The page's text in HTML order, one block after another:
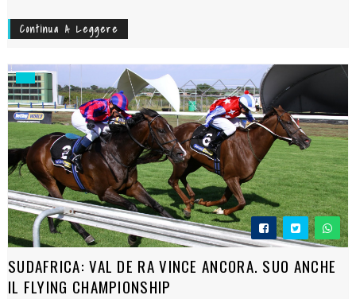
Continua A Leggere
SUDAFRICA: VAL DE RA VINCE ANCORA. SUO ANCHE
IL FLYING CHAMPIONSHIP